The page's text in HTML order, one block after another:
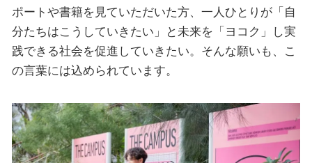
ポートや書籍を見ていただいた方、一人ひとりが「自
分たちはこうしていきたい」と未来を「ヨコク」し実
践できる社会を促進していきたい。そんな願いも、こ
の言葉には込められています。